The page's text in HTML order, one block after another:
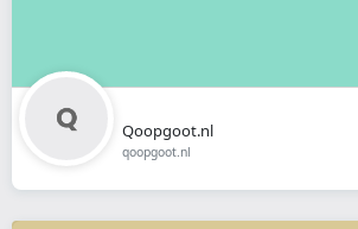
Qoopgoot.nl
qoopgoot.nl